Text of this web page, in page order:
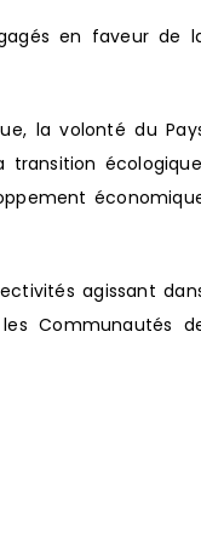
en faveur de
la volonté du
agissant
Communautés